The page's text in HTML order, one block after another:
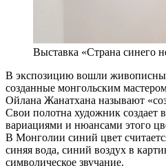
Выставка «Страна синего
В экспозицию вошли
созданные монгольским
Ойлана Жанатхана называют
Свои полотна художник создает
вариациями и нюансами этого
В Монголии синий цвет
синяя вода, синий воздух в
символическое звучание.